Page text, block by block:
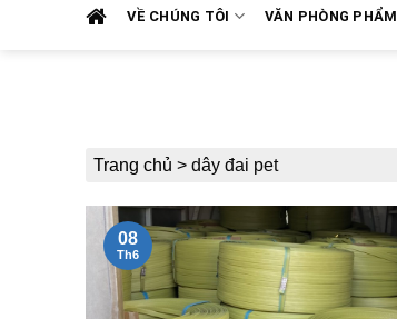
VỀ CHÚNG TÔI VĂN PHÒNG PHẨM
Trang chủ > dây đai pet
08
Th6